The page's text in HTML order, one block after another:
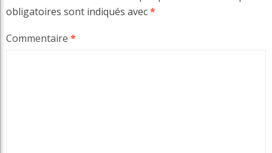
obligatoires sont indiqués avec*
Commentaire *